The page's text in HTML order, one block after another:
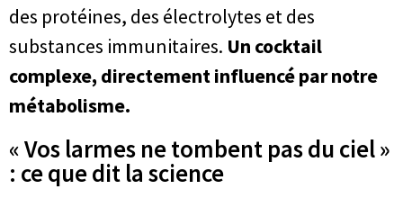
des protéines, des électrolytes et des
substances immunitaires. Un cocktail
complexe, directement influencé par notre
métabolisme.
« Vos larmes ne tombent pas du ciel »
: ce que dit la science